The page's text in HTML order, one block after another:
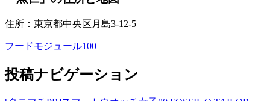
住所：東京都中央区月島3-12-5
フードモジュール100
投稿ナビゲーション